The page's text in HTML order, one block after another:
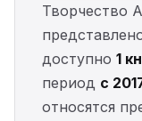
Творчество
доступно 1
период с
относятся